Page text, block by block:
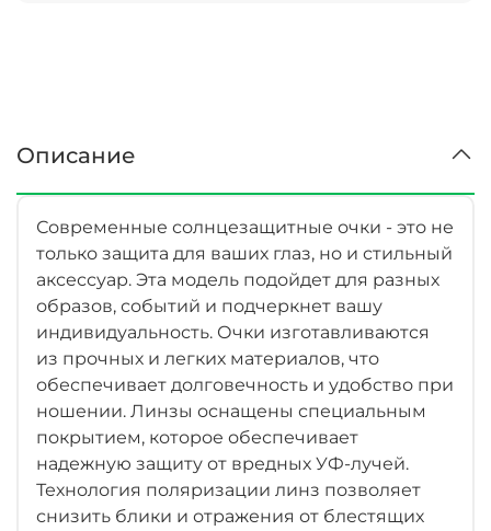
Описание
Современные солнцезащитные очки - это не
только защита для ваших глаз, но и стильный
аксессуар. Эта модель подойдет для разных
образов, событий и подчеркнет вашу
индивидуальность. Очки изготавливаются
из прочных и легких материалов, что
обеспечивает долговечность и удобство при
ношении. Линзы оснащены специальным
покрытием, которое обеспечивает
надежную защиту от вредных УФ-лучей.
Технология поляризации линз позволяет
снизить блики и отражения от блестящих